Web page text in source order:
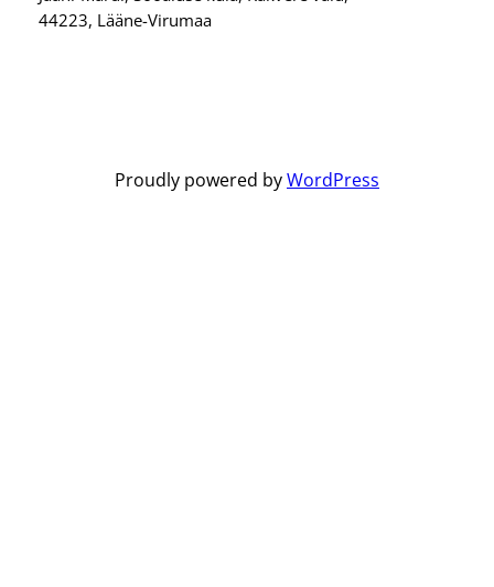
44223, Lääne-Virumaa
Proudly powered byWordPress